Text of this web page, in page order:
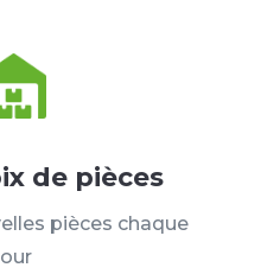
de pièces
pièces chaque